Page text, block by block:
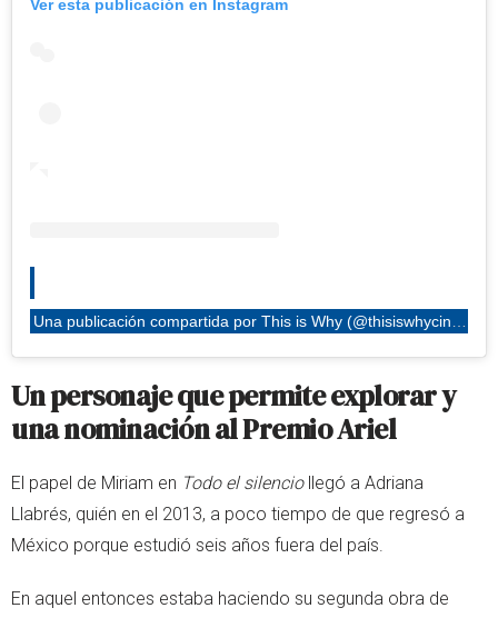
Ver esta publicación en Instagram
Un personaje que permite explorar y
una nominación al Premio Ariel
El papel de Miriam en Todo el silenciollegó a Adriana
Llabrés, quién en el 2013, a poco tiempo de que regresó a
México porque estudió seis años fuera del país.
En aquel entonces estaba haciendo su segunda obra de